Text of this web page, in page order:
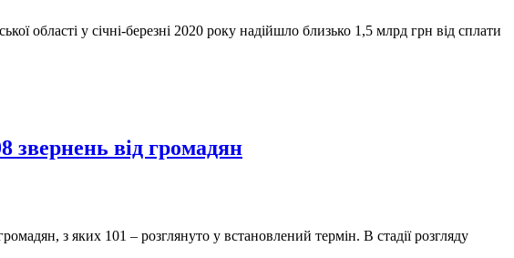
області у січні-березні 2020 року надійшло близько 1,5 млрд грн від сплати
звернень від громадян
з яких 101 – розглянуто у встановлений термін. В стадії розгляду